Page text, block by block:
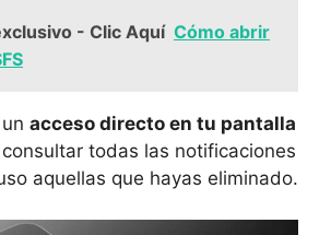
- Clic Aquí Cómo abrir
acceso directo en tu pantalla
todas las notificaciones
aquellas que hayas eliminado.